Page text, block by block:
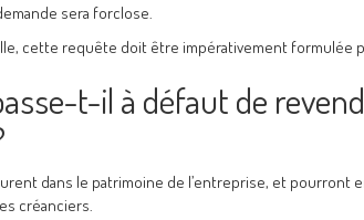
sera forclose.
cette requête doit être impérativement formulée
t-il à défaut de
dans le patrimoine de l’entreprise, et
créanciers.